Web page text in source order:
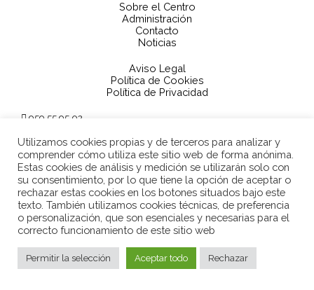
Sobre el Centro
Administración
Contacto
Noticias
Aviso Legal
Política de Cookies
Política de Privacidad
959 55 95 02
Avenida Alcalde Américo Santos, s/n 21600 (Valverde del
Camino)
© 2022. Conservatorio de Música Antonio Garrido Gamonoso
Diseño web porWEBHOY
Utilizamos cookies propias y de terceros para analizar y
comprender cómo utiliza este sitio web de forma anónima.
Estas cookies de análisis y medición se utilizarán solo con
su consentimiento, por lo que tiene la opción de aceptar o
rechazar estas cookies en los botones situados bajo este
texto. También utilizamos cookies técnicas, de preferencia
o personalización, que son esenciales y necesarias para el
correcto funcionamiento de este sitio web
Permitir la selección Aceptar todo Rechazar